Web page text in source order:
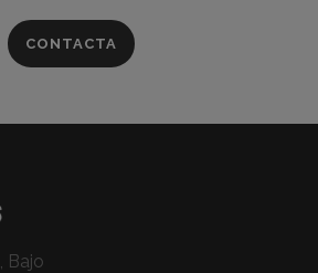
CONTACTA
Bajo